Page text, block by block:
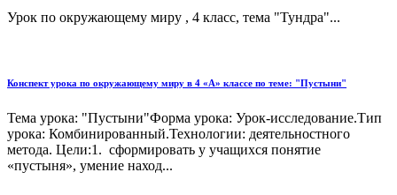
Урок по окружающему миру , 4 класс, тема "Тундра"...
Конспект урока по окружающему миру в 4 «А» классе по теме: "Пустыни"
Тема урока: "Пустыни"Форма урока: Урок-исследование.Тип
урока: Комбинированный.Технологии: деятельностного
метода. Цели:1. сформировать у учащихся понятие
«пустыня», умение наход...